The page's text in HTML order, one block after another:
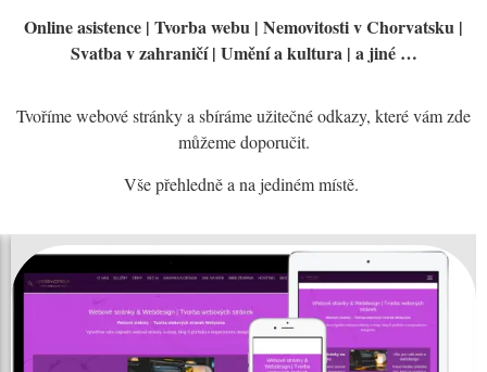
Online asistence | Tvorba webu | Nemovitosti v Chorvatsku |
Svatba v zahraničí | Umění a kultura | a jiné …
Tvoříme webové stránky a sbíráme užitečné odkazy, které vám zde
můžeme doporučit.
Vše přehledně a na jediném místě.